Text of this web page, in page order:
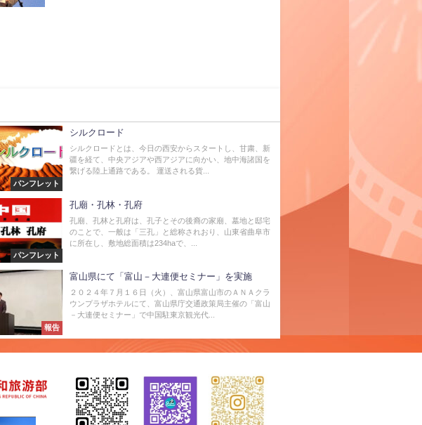
パンフレット
シルクロード
シルクロードとは、今日の西安からスタートし、甘粛、新
疆を経て、中央アジアや西アジアに向かい、地中海諸国を
繋げる陸上通路である。 運送される貨...
パンフレット
孔廟・孔林・孔府
孔廟、孔林と孔府は、孔子とその後裔の家廟、墓地と邸宅
のことで、一般は「三孔」と総称されおり、山東省曲阜市
に所在し、敷地総面積は234haで、...
報告
富山県にて「富山－大連便セミナー」を実施
２０２４年７月１６日（火）、富山県富山市のＡＮＡクラ
ウンプラザホテルにて、富山県庁交通政策局主催の「富山
－大連便セミナー」で中国駐東京観光代...